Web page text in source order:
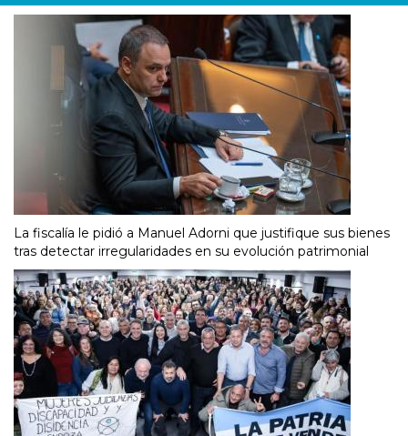
La fiscalía le pidió a Manuel Adorni que justifique sus bienes
tras detectar irregularidades en su evolución patrimonial